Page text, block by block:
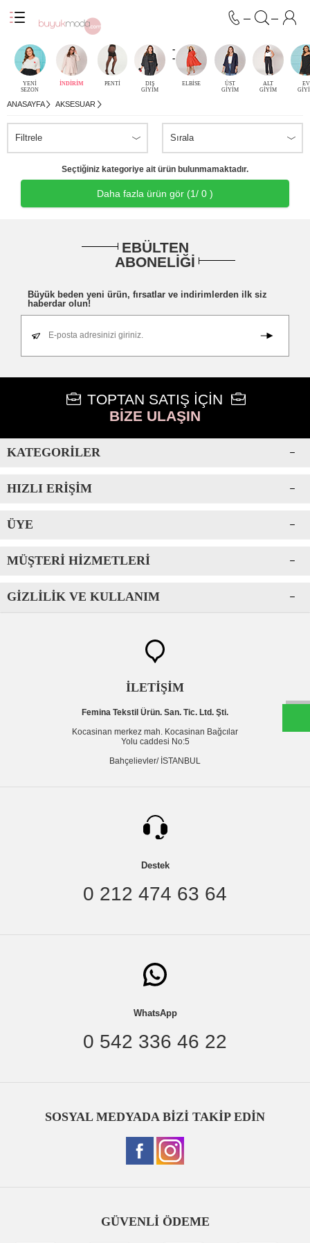
YENİ
SEZON
İNDİRİM PENTİ
DIŞ
GİYİM
-
-
ELBİSE
ÜST
GİYİM
ALT
GİYİM
EV
ANASAYFA AKSESUAR
Filtrele Sırala
Seçtiğiniz kategoriye ait ürün bulunmamaktadır.
Daha fazla ürün gör (1/ 0 )
EBÜLTEN
ABONELİĞİ
Büyük beden yeni ürün, fırsatlar ve indirimlerden ilk siz
haberdar olun!
E-posta adresinizi giriniz.
TOPTAN SATIŞ İÇİN
BİZE ULAŞIN
KATEGORILER
HIZLI ERIŞIM
ÜYE
MÜŞTERI HIZMETLERI
GIZLILIK VE KULLANIM
İLETİŞİM
Femina Tekstil Ürün. San. Tic. Ltd. Şti.
Kocasinan merkez mah. Kocasinan Bağcılar
Yolu caddesi No:5
Bahçelievler/ İSTANBUL
Destek
0 212 474 63 64
WhatsApp
0 542 336 46 22
SOSYAL MEDYADA BİZİ TAKİP EDİN
GÜVENLİ ÖDEME